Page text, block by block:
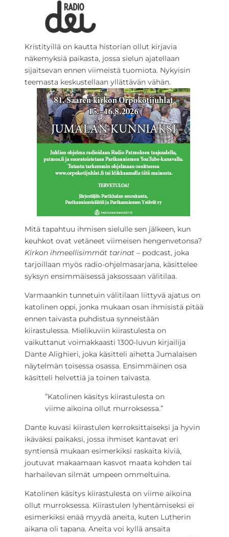
Kristityillä on kautta historian ollut kirjavia
näkemyksiä paikasta, jossa sielun ajatellaan
sijaitsevan ennen viimeistä tuomiota. Nykyisin
teemasta keskustellaan yllättävän vähän.
Mitä tapahtuu ihmisen sielulle sen jälkeen, kun
keuhkot ovat vetäneet viimeisen hengenvetonsa?
Kirkon ihmeellisimmät tarinat – podcast, joka
tarjoillaan myös radio-ohjelmasarjana, käsittelee
syksyn ensimmäisessä jaksossaan välitilaa.
Varmaankin tunnetuin välitilaan liittyvä ajatus on
katolinen oppi, jonka mukaan osan ihmisistä pitää
ennen taivasta puhdistua synneistään
kiirastulessa. Mielikuviin kiirastulesta on
vaikuttanut voimakkaasti 1300-luvun kirjailija
Dante Alighieri, joka käsitteli aihetta Jumalaisen
näytelmän toisessa osassa. Ensimmäinen osa
käsitteli helvettiä ja toinen taivasta.
”Katolinen käsitys kiirastulesta on
viime aikoina ollut murroksessa.”
Dante kuvasi kiirastulen kerroksittaiseksi ja hyvin
ikäväksi paikaksi, jossa ihmiset kantavat eri
syntiensä mukaan esimerkiksi raskaita kiviä,
joutuvat makaamaan kasvot maata kohden tai
harhailevan silmät umpeen ommeltuina.
Katolinen käsitys kiirastulesta on viime aikoina
ollut murroksessa. Kiirastulen lyhentämiseksi ei
esimerkiksi enää myydä aneita, kuten Lutherin
aikana oli tapana. Aneita voi kyllä ansaita